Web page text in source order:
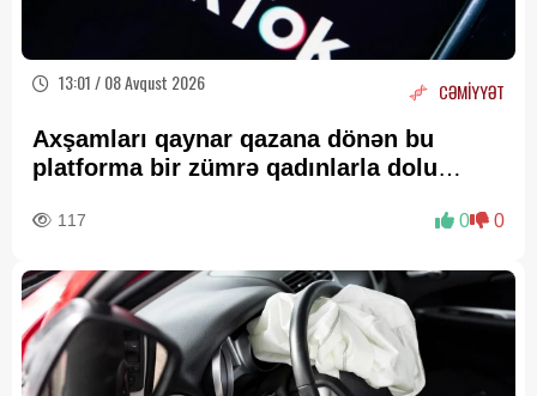
13:01 / 08 Avqust 2026 CƏMİYYƏT
Axşamları qaynar qazana dönən bu
platforma bir zümrə qadınlarla dolu
117 0 0